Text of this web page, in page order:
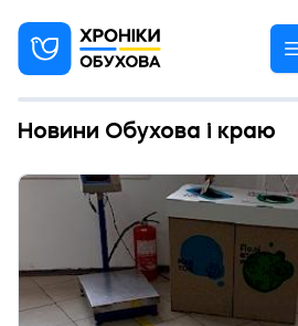
Новини Обухова і краю